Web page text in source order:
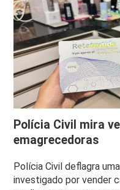
Polícia Civil mira
emagrecedoras
Polícia Civil deflagra
investigado por vender